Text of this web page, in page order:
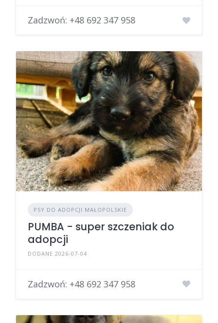
Zadzwoń: +48 692 347 958
PSY DO ADOPCJI MAŁOPOLSKIE
PUMBA - super szczeniak do
adopcji
DODANE 2026-07-04
Zadzwoń: +48 692 347 958